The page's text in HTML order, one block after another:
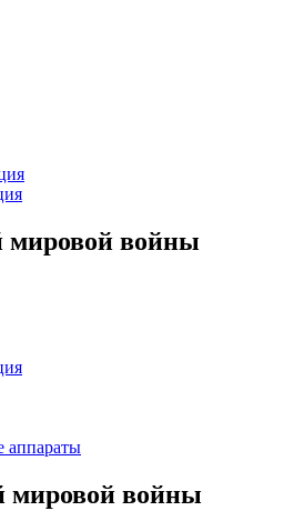
мировой войны
аппараты
мировой войны